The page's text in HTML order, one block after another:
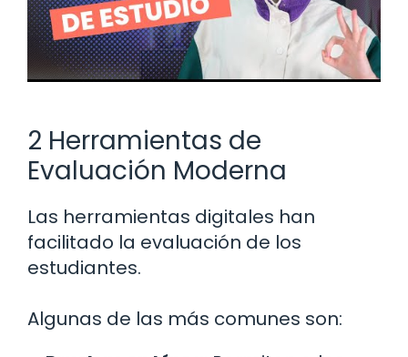
2 Herramientas de
Evaluación Moderna
Las herramientas digitales han
facilitado la evaluación de los
estudiantes.
Algunas de las más comunes son: